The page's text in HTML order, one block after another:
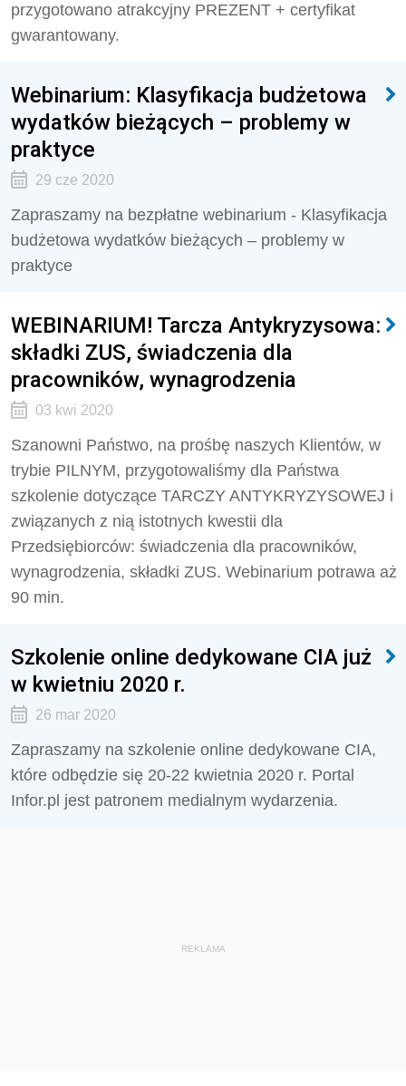
przygotowano atrakcyjny PREZENT + certyfikat
gwarantowany.
Webinarium: Klasyfikacja budżetowa
wydatków bieżących – problemy w
praktyce
29 cze 2020
Zapraszamy na bezpłatne webinarium - Klasyfikacja
budżetowa wydatków bieżących – problemy w
praktyce
WEBINARIUM! Tarcza Antykryzysowa:
składki ZUS, świadczenia dla
pracowników, wynagrodzenia
03 kwi 2020
Szanowni Państwo, na prośbę naszych Klientów, w
trybie PILNYM, przygotowaliśmy dla Państwa
szkolenie dotyczące TARCZY ANTYKRYZYSOWEJ i
związanych z nią istotnych kwestii dla
Przedsiębiorców: świadczenia dla pracowników,
wynagrodzenia, składki ZUS. Webinarium potrawa aż
90 min.
Szkolenie online dedykowane CIA już
w kwietniu 2020 r.
26 mar 2020
Zapraszamy na szkolenie online dedykowane CIA,
które odbędzie się 20-22 kwietnia 2020 r. Portal
Infor.pl jest patronem medialnym wydarzenia.
REKLAMA